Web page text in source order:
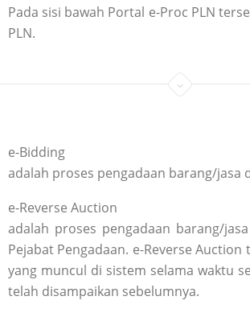
Pada sisi bawah Portal e-Proc PLN
PLN.
e-Bidding
adalah proses pengadaan barang/jasa
e-Reverse Auction
adalah proses pengadaan barang/
Pejabat Pengadaan. e-Reverse
yang muncul di sistem selama waktu
telah disampaikan sebelumnya.